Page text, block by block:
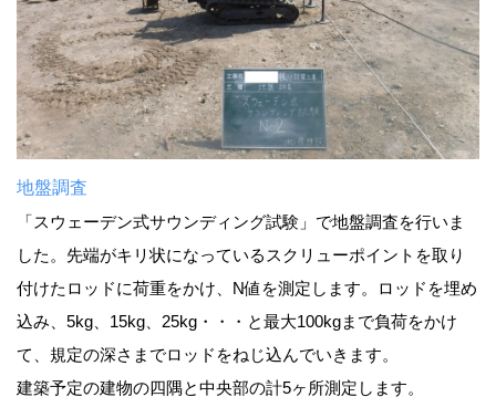
地盤調査
「スウェーデン式サウンディング試験」で地盤調査を行いま
した。先端がキリ状になっているスクリューポイントを取り
付けたロッドに荷重をかけ、N値を測定します。ロッドを埋め
込み、5kg、15kg、25kg・・・と最大100kgまで負荷をかけ
て、規定の深さまでロッドをねじ込んでいきます。
建築予定の建物の四隅と中央部の計5ヶ所測定します。